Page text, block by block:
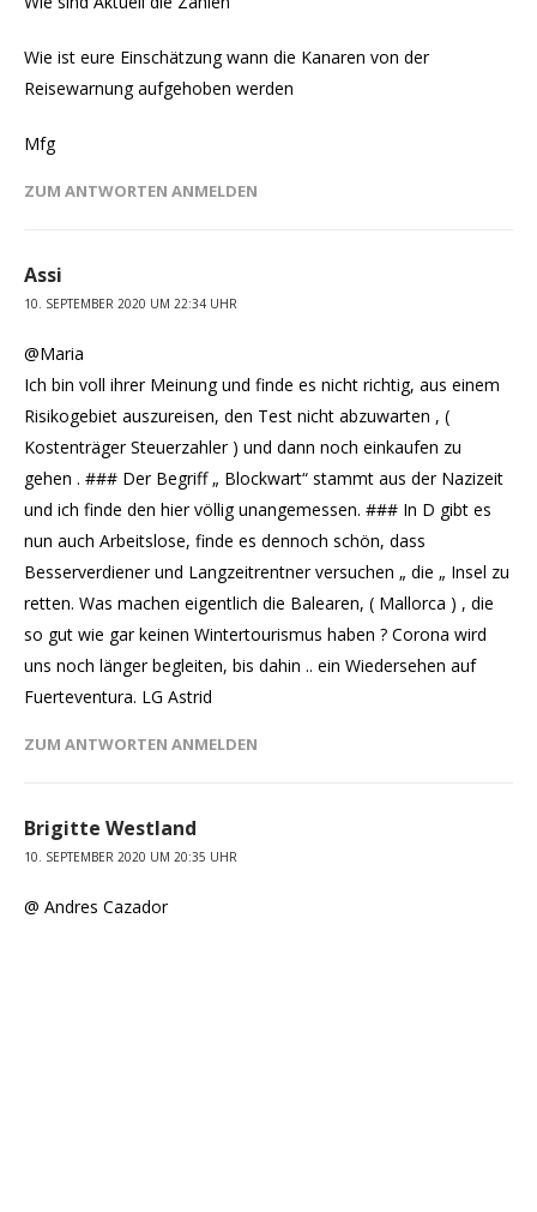
Wie ist eure Einschätzung wann die Kanaren von der
Reisewarnung aufgehoben werden
Mfg
ZUM ANTWORTEN ANMELDEN
Assi
10. SEPTEMBER 2020 UM 22:34 UHR
@Maria
Ich bin voll ihrer Meinung und finde es nicht richtig, aus einem
Risikogebiet auszureisen, den Test nicht abzuwarten , (
Kostenträger Steuerzahler ) und dann noch einkaufen zu
gehen . ### Der Begriff „ Blockwart“ stammt aus der Nazizeit
und ich finde den hier völlig unangemessen. ### In D gibt es
nun auch Arbeitslose, finde es dennoch schön, dass
Besserverdiener und Langzeitrentner versuchen „ die „ Insel zu
retten. Was machen eigentlich die Balearen, ( Mallorca ) , die
so gut wie gar keinen Wintertourismus haben ? Corona wird
uns noch länger begleiten, bis dahin .. ein Wiedersehen auf
Fuerteventura. LG Astrid
ZUM ANTWORTEN ANMELDEN
Brigitte Westland
10. SEPTEMBER 2020 UM 20:35 UHR
@ Andres Cazador